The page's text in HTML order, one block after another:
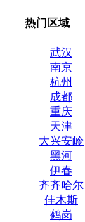
热门区域
武汉
南京
杭州
成都
重庆
天津
大兴安岭
黑河
伊春
齐齐哈尔
佳木斯
鹤岗